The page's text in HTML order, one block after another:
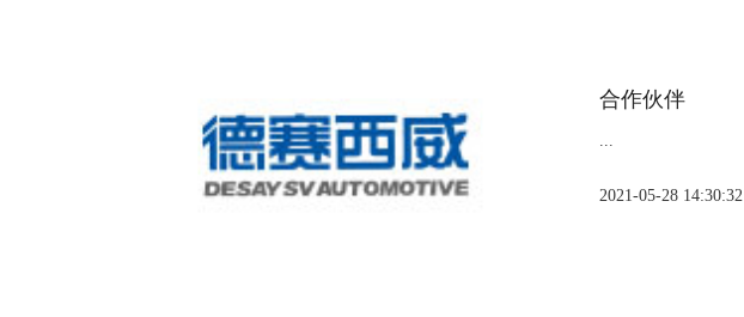
合作伙伴
2021-05-28 14:30:32